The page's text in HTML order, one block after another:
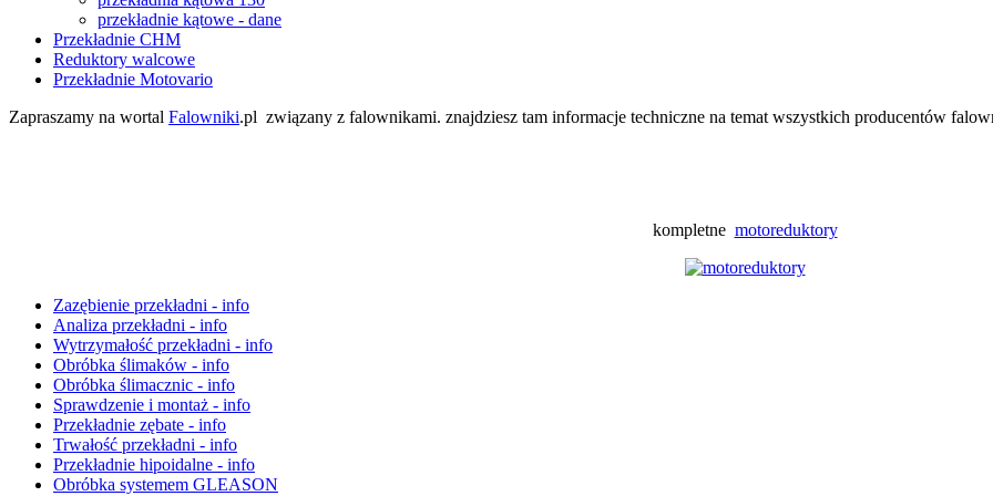
przekładnie kątowe - dane
Przekładnie CHM
Reduktory walcowe
Przekładnie Motovario
Zapraszamy na wortal Falowniki.pl związany z falownikami. znajdziesz tam informacje techniczne na temat wszystkich producentów
kompletne motoreduktory
Zazębienie przekładni - info
Analiza przekładni - info
Wytrzymałość przekładni - info
Obróbka ślimaków - info
Obróbka ślimacznic - info
Sprawdzenie i montaż - info
Przekładnie zębate - info
Trwałość przekładni - info
Przekładnie hipoidalne - info
Obróbka systemem GLEASON